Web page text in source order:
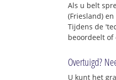
Als u belt
(Friesland)
Tijdens de
beoordeelt of
Overtuigd?
U kunt het